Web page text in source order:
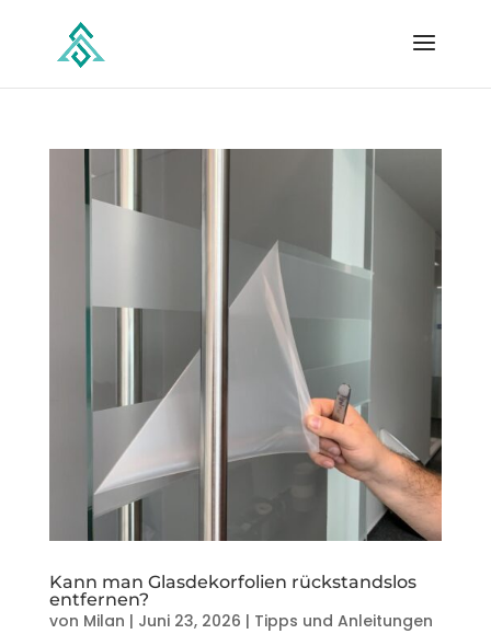
Kann man Glasdekorfolien rückstandslos
entfernen?
von Milan | Juni 23, 2026 | Tipps und Anleitungen